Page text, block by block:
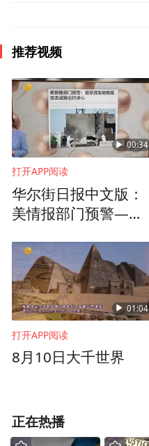
推荐视频
00:34
打开APP阅读
华尔街日报中文版：
美情报部门预警——
试探北约决心
01:04
打开APP阅读
8月10日大千世界
正在热播